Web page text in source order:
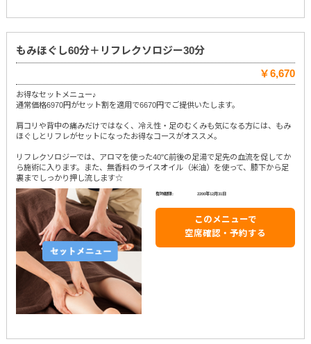
もみほぐし60分＋リフレクソロジー30分
￥6,670
お得なセットメニュー♪
通常価格6970円がセット割を適用で6670円でご提供いたします。
肩コリや背中の痛みだけではなく、冷え性・足のむくみも気になる方には、もみ
ほぐしとリフレがセットになったお得なコースがオススメ。
リフレクソロジーでは、アロマを使った40℃前後の足湯で足先の血流を促してか
ら施術に入ります。また、無香料のライスオイル（米油）を使って、膝下から足
裏までしっかり押し流します☆
有効期限: 2200年12月31日
このメニューで
空席確認・予約する